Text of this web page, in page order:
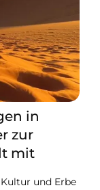
in
zur
mit
und Erbe